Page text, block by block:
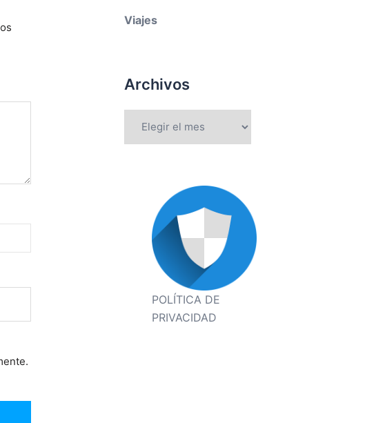
Viajes
Archivos
POLÍTICA DE
PRIVACIDAD